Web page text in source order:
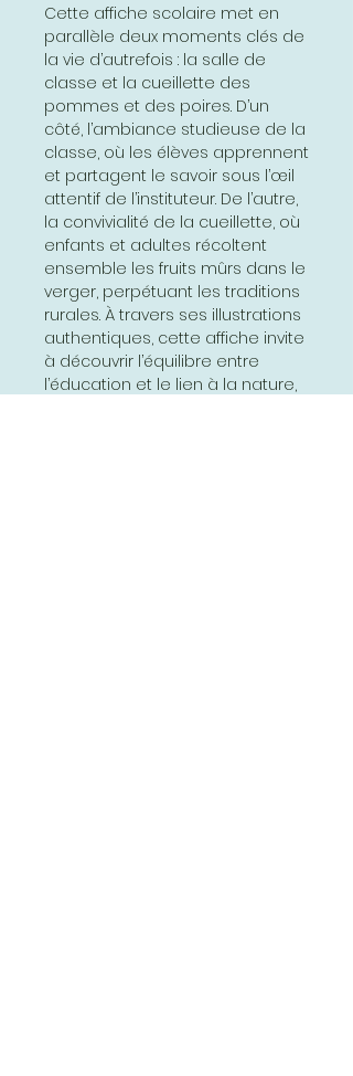
Cette affiche scolaire met en
parallèle deux moments clés de
la vie d’autrefois : la salle de
classe et la cueillette des
pommes et des poires. D’un
côté, l’ambiance studieuse de la
classe, où les élèves apprennent
et partagent le savoir sous l’œil
attentif de l’instituteur. De l’autre,
la convivialité de la cueillette, où
enfants et adultes récoltent
ensemble les fruits mûrs dans le
verger, perpétuant les traditions
rurales. À travers ses illustrations
authentiques, cette affiche invite
à découvrir l’équilibre entre
l’éducation et le lien à la nature,